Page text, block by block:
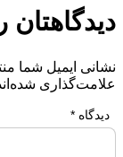
دیدگاهتان
نشانی ایمیل شما
علامت‌گذاری
دیدگاه *